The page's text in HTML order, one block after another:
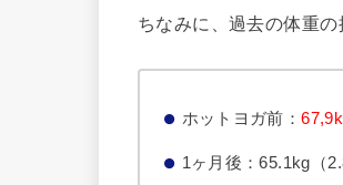
ちなみに、過去の体重の
ホットヨガ前：
1ヶ月後：65.1kg（